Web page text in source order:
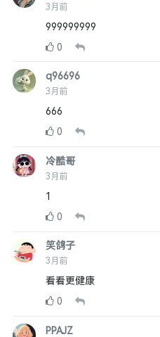
3月前
999999999
0
q96696
3月前
666
0
冷酷哥
3月前
1
0
笑鸽子
3月前
看看更健康
0
PPAJZ